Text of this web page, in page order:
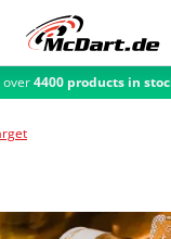
fast shipping